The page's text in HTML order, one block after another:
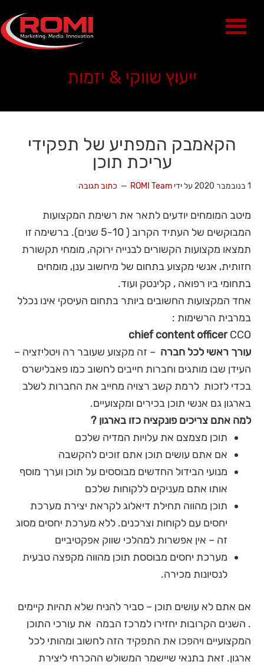
ייעוץ שווקי & יזמות
הקאמבק המפתיע של תפקידי
עריכת תוכן
1 בנובמבר 2020 על ידיROMI Team כתוב תגובה
מיטב המומחים יודעים לתאר את רשימת המקצועות
המבוקשים של העתיד הקרוב ( 5-10 שנים). ברשימה זו
תמצאו מקצועות הקשורים לבנייה ירוקה, מומחי תקשורת
חזותית, אנשי מקצוע בתחום של מיחשוב ענן, מומחים
בתחומי ביו רפואה , קלינטק ועוד.
אחד המקצועות החשובים ביותר בתחום העיסקי אינו נכלל
במרבית הרשימות :
chief content officerCCO
עורך ראשי לכל חברה – זה מקצוע שעובר רה ויטליזציה –
העידן שבו מותגים וחברות חייבים לחשוב כמו פאבלישרס
בכדי לזכות לרמת קשב רצויה מחייב את החברות לשלב
בארגון גם אנשי תוכן בכירים ומקצועיים.
למה אתם צריכים פונקציה כזו בארגון ?
תוכן מצמצם את עלויות המדיה שלכם
אם אתם עושים תוכן אתם זוכים להקשבה
מנועי הבידול החדשים מבוססים על תוכן וערך מוסף
אותו אתם מעניקים ללקוחות שלכם
תוכן מהווה תחילת דיאלוג לקראת יצירת מערכת
יחסים עם לקוחות וצרכנים. ללא מערכת יחסים מסוג
זה – אין אפשרות למהלכי שווק אפקטיביים
מערכת יחסים מבוססת תוכן מהווה מקפצה טבעית
לנסיונות מכירה.
אם אתם לא עושים תוכן – סביר להניח שלא תהיות קיימים
. השנים הקרובות יחזירו למרכז הבמה את עורכי התוכן
המקצועיים ויהפכו את התפקיד הזה לחשוב ומהותי לכל
ארגון. זאת בתנאי שיישמר המשולש ההכרחי ליצירת